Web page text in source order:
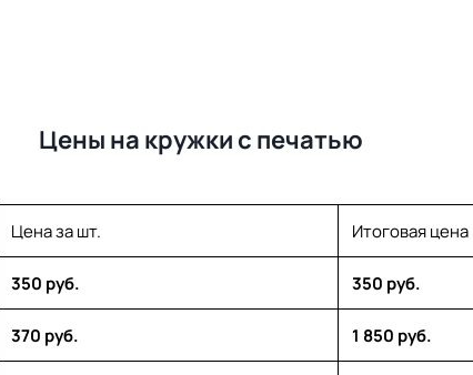
Цены на кружки с печатью
Цена за шт. Итоговая цена
350 руб. 350 руб.
370 руб. 1 850 руб.